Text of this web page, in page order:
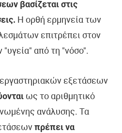
βασίζεται στις
Η ορθή ερμηνεία των
επιτρέπει στον
"υγεία" από τη "νόσο".
εξετάσεων
ως το αριθμητικό
ανάλυσης. Τα
πρέπει να